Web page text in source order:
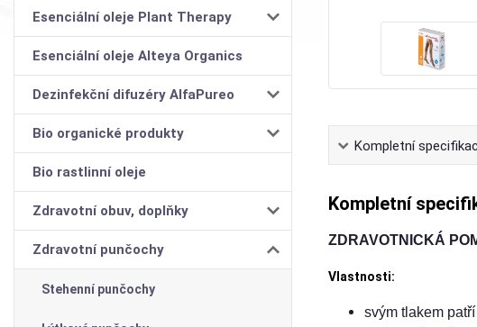
Esenciální oleje Plant Therapy
Esenciální oleje Alteya Organics
Dezinfekční difuzéry AlfaPureo
Bio organické produkty
Bio rastlinní oleje
Zdravotní obuv, doplňky
Zdravotní punčochy
Stehenní punčochy
Kompletní
Kompletní
ZDRAVOTNICKÁ
Vlastnosti:
svým tlakem